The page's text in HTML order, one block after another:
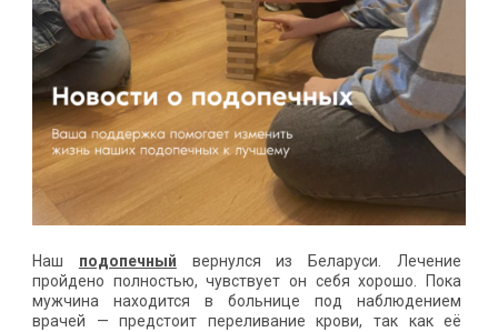
Наш подопечный вернулся из Беларуси. Лечение
пройдено полностью, чувствует он себя хорошо. Пока
мужчина находится в больнице под наблюдением
врачей — предстоит переливание крови, так как её